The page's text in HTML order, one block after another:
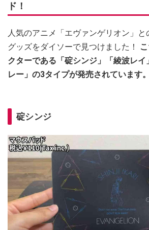
ド！
人気のアニメ「エヴァンゲリオン」
グッズをダイソーで見つけました！
クターである「碇シンジ」「綾波レ
レー」の3タイプが発売されています。
碇シンジ